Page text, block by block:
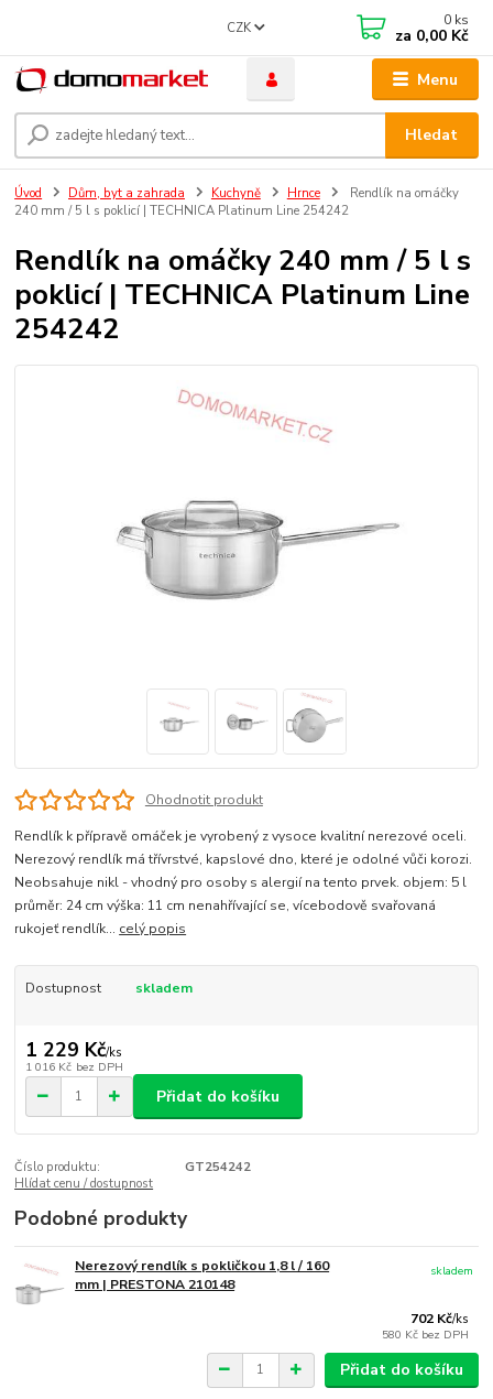
Menu
CZK
Hledat
0 ks
za 0,00 Kč
Úvod Dům, byt a zahrada Kuchyně Hrnce
Rendlík na omáčky
240 mm / 5 l s poklicí | TECHNICA Platinum Line 254242
Rendlík na omáčky 240 mm / 5 l s
poklicí | TECHNICA Platinum Line
254242
Ohodnotit produkt
Rendlík k přípravě omáček je vyrobený z vysoce kvalitní nerezové oceli.
Nerezový rendlík má třívrstvé, kapslové dno, které je odolné vůči korozi.
Neobsahuje nikl - vhodný pro osoby s alergií na tento prvek. objem: 5 l
průměr: 24 cm výška: 11 cm nenahřívající se, vícebodově svařovaná
rukojeť rendlík... celý popis
Dostupnost skladem
1 229 Kč/ks
1 016 Kč bez DPH
Přidat do košíku
Číslo produktu:
GT254242
Hlídat cenu / dostupnost
Podobné produkty
Nerezový rendlík s pokličkou 1,8 l / 160
mm | PRESTONA 210148
702 Kč/ks
580 Kč bez DPH
skladem
Přidat do košíku